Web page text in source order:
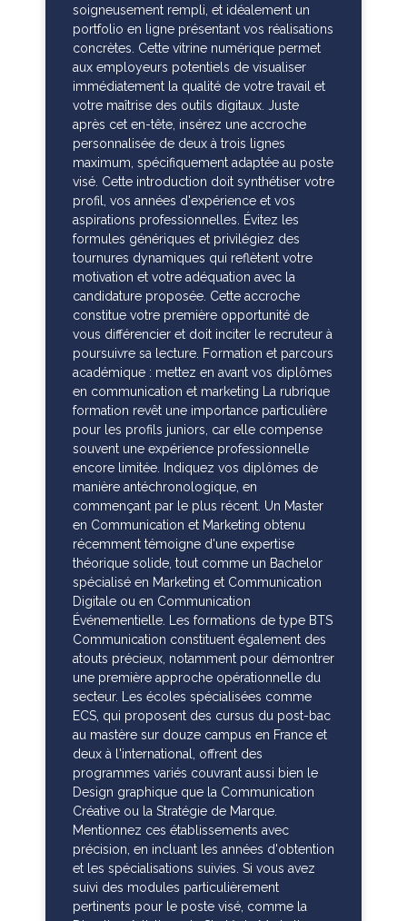
soigneusement rempli, et idéalement un
portfolio en ligne présentant vos réalisations
concrètes. Cette vitrine numérique permet
aux employeurs potentiels de visualiser
immédiatement la qualité de votre travail et
votre maîtrise des outils digitaux. Juste
après cet en-tête, insérez une accroche
personnalisée de deux à trois lignes
maximum, spécifiquement adaptée au poste
visé. Cette introduction doit synthétiser votre
profil, vos années d'expérience et vos
aspirations professionnelles. Évitez les
formules génériques et privilégiez des
tournures dynamiques qui reflètent votre
motivation et votre adéquation avec la
candidature proposée. Cette accroche
constitue votre première opportunité de
vous différencier et doit inciter le recruteur à
poursuivre sa lecture. Formation et parcours
académique : mettez en avant vos diplômes
en communication et marketing La rubrique
formation revêt une importance particulière
pour les profils juniors, car elle compense
souvent une expérience professionnelle
encore limitée. Indiquez vos diplômes de
manière antéchronologique, en
commençant par le plus récent. Un Master
en Communication et Marketing obtenu
récemment témoigne d'une expertise
théorique solide, tout comme un Bachelor
spécialisé en Marketing et Communication
Digitale ou en Communication
Événementielle. Les formations de type BTS
Communication constituent également des
atouts précieux, notamment pour démontrer
une première approche opérationnelle du
secteur. Les écoles spécialisées comme
ECS, qui proposent des cursus du post-bac
au mastère sur douze campus en France et
deux à l'international, offrent des
programmes variés couvrant aussi bien le
Design graphique que la Communication
Créative ou la Stratégie de Marque.
Mentionnez ces établissements avec
précision, en incluant les années d'obtention
et les spécialisations suivies. Si vous avez
suivi des modules particulièrement
pertinents pour le poste visé, comme la